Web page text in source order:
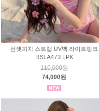
선셋피치 스트랩 UV백 라이트핑크
RSLA473 LPK
110,000원
74,000원